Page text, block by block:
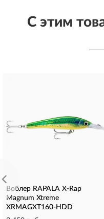
С этим
Воблер RAPALA X-Rap
Magnum Xtreme
XRMAGXT160-HDD